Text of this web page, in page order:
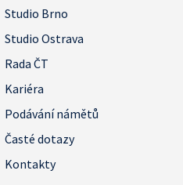
Studio Brno
Studio Ostrava
Rada ČT
Kariéra
Podávání námětů
Časté dotazy
Kontakty